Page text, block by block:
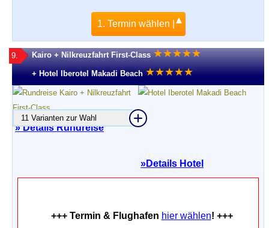
1. Termin wählen |
9. Kairo + Nilkreuzfahrt First-Class ★★★★★
+ Hotel Iberotel Makadi Beach ★★★★★
» Details Rundreise
11 Varianten zur Wahl
»Details Hotel
+++ Termin & Flughafen hier wählen! +++